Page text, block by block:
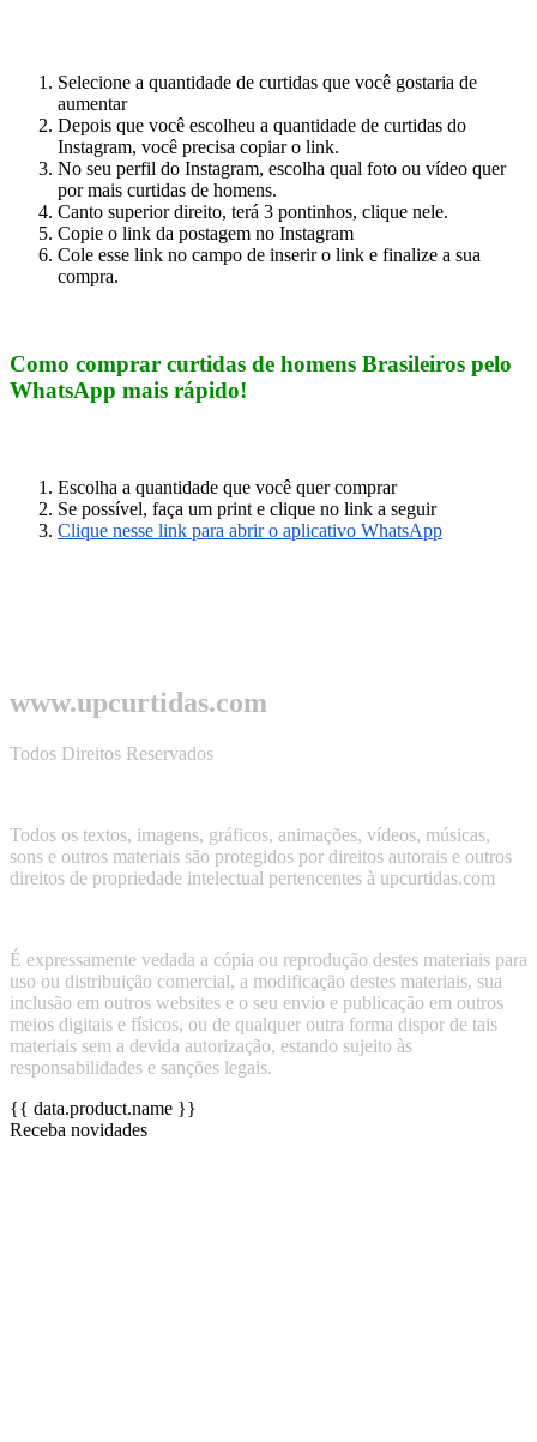
Selecione a quantidade de curtidas que você gostaria de
aumentar
Depois que você escolheu a quantidade de curtidas do
Instagram, você precisa copiar o link.
No seu perfil do Instagram, escolha qual foto ou vídeo quer
por mais curtidas de homens.
Canto superior direito, terá 3 pontinhos, clique nele.
Copie o link da postagem no Instagram
Cole esse link no campo de inserir o link e finalize a sua
compra.
Como comprar curtidas de homens Brasileiros pelo
WhatsApp mais rápido!
Escolha a quantidade que você quer comprar
Se possível, faça um print e clique no link a seguir
Clique nesse link para abrir o aplicativo WhatsApp
www.upcurtidas.com
Todos Direitos Reservados
Todos os textos, imagens, gráficos, animações, vídeos, músicas,
sons e outros materiais são protegidos por direitos autorais e outros
direitos de propriedade intelectual pertencentes à upcurtidas.com
É expressamente vedada a cópia ou reprodução destes materiais para
uso ou distribuição comercial, a modificação destes materiais, sua
inclusão em outros websites e o seu envio e publicação em outros
meios digitais e físicos, ou de qualquer outra forma dispor de tais
materiais sem a devida autorização, estando sujeito às
responsabilidades e sanções legais.
{{ data.product.name }}
Receba novidades